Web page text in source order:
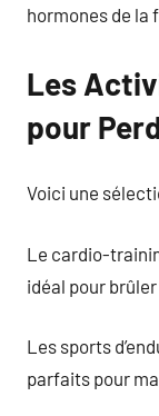
hormones de la
Les
pour
Voici une
Le cardio-
idéal pour
Les sports
parfaits pour